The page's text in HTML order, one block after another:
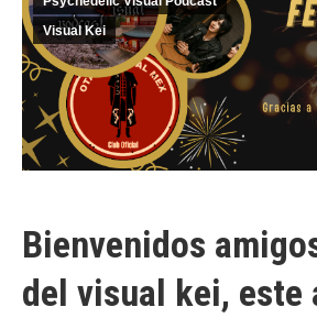
Visual Kei
Bienvenidos
del visual kei, este